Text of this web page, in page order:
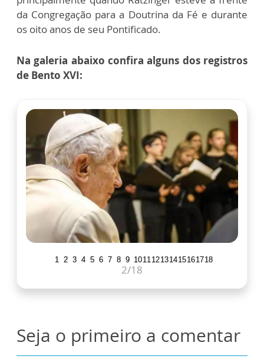
da Congregação para a Doutrina da Fé e durante
os oito anos de seu Pontificado.
Na galeria abaixo confira alguns dos registros
de Bento XVI:
1 2 3 4 5 6 7 8 9 101112131415161718
2/18
Seja o primeiro a comentar